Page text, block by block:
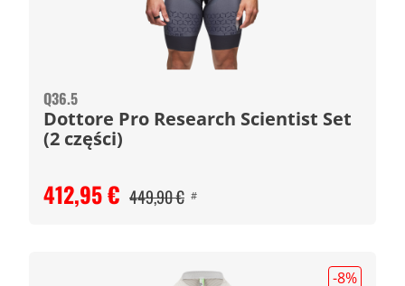
Q36.5
Dottore Pro Research Scientist Set
(2 części)
412,95 € 449,90 € #
-8%